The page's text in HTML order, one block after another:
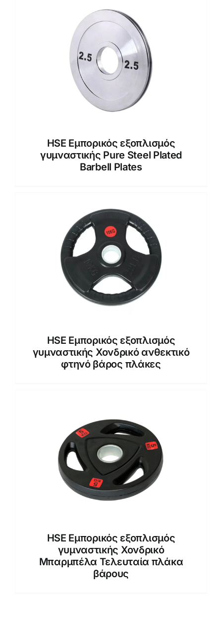
HSE Εμπορικός εξοπλισμός
γυμναστικής Pure Steel Plated
Barbell Plates
HSE Εμπορικός εξοπλισμός
γυμναστικής Χονδρικό ανθεκτικό
φτηνό βάρος πλάκες
HSE Εμπορικός εξοπλισμός
γυμναστικής Χονδρικό
Μπαρμπέλα Τελευταία πλάκα
βάρους